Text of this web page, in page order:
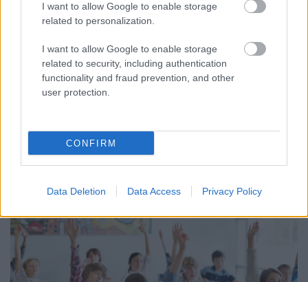
I want to allow Google to enable storage
related to personalization.
I want to allow Google to enable storage
related to security, including authentication
functionality and fraud prevention, and other
user protection.
CONFIRM
Data Deletion Data Access Privacy Policy
KÁNIKULA 2026 - ENYHÜL A HŐSÉG, DE MÉG
NINCS VÉGE: SZOMBATTÓL MÁR “CSAK”
MÁSODFOKÚ RIASZTÁS LESZ ÉRVÉNYBEN
szükség.